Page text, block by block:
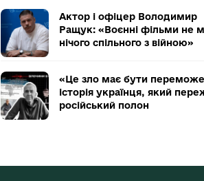
Актор і офіцер Володимир
Ращук: «Воєнні фільми не
нічого спільного з війною»
«Це зло має бути
історія українця, який
російський полон